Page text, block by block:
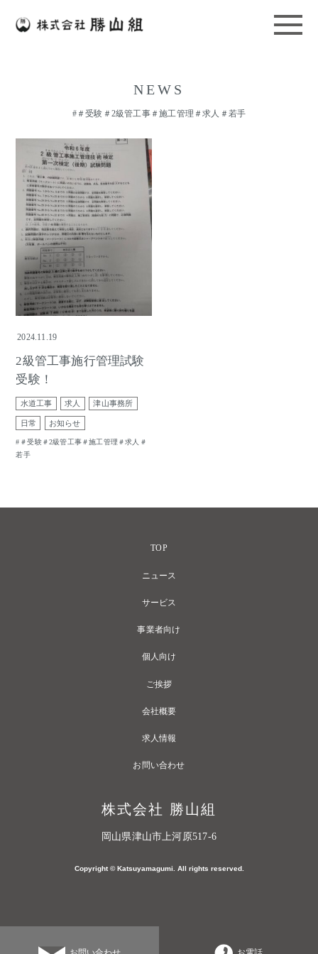
NEWS
#＃受験＃2級管工事＃施工管理＃求人＃若手
2024.11.19
2級管工事施行管理試験
受験！
水道工事 求人 津山事務所
日常 お知らせ
＃受験＃2級管工事＃施工管理＃求人＃
若手
TOP
ニュース
サービス
事業者向け
個人向け
ご挨拶
会社概要
求人情報
お問い合わせ
株式会社 勝山組
岡山県津山市上河原517-6
Copyright © Katsuyamagumi. All rights reserved.